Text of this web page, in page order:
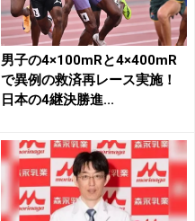
男子の4×100mRと4×400mR
で異例の救済再レース実施！
日本の4継決勝進...